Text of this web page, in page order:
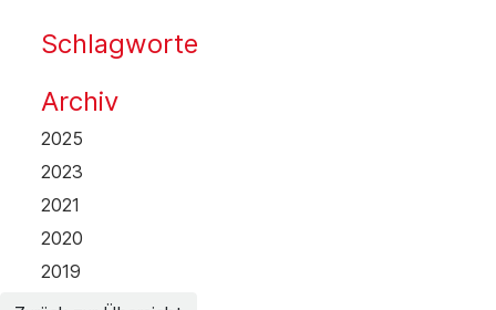
Schlagworte
Archiv
2025
2023
2021
2020
2019